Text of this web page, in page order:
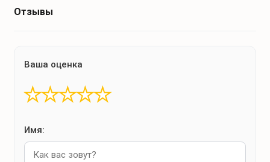
Купишь эко-продукты
Сметана
Пельмени
Отзывы
Ваша оценка
★
★
★
★
★
Имя: